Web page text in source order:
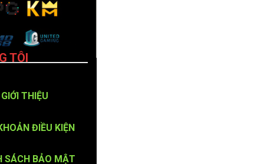
TÔI
GIỚI THIỆU
ĐIỀU KIỆN
SÁCH BẢO MẬT